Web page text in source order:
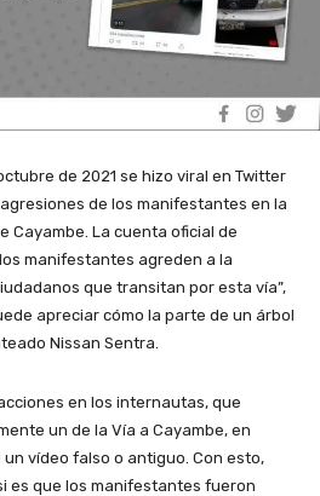
de 2021 se hizo viral en Twitter
de los manifestantes en la
Cayambe. La cuenta oficial de
manifestantes agreden a la
que transitan por esta vía”,
apreciar cómo la parte de un árbol
Nissan Sentra.
en los internautas, que
un de la Vía a Cayambe, en
vídeo falso o antiguo. Con esto,
es que los manifestantes fueron